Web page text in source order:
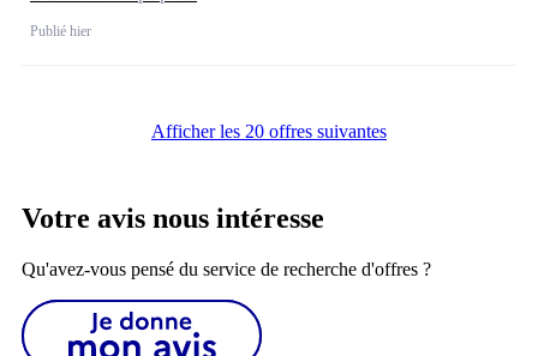
Publié hier
Afficher les 20 offres suivantes
Votre avis nous intéresse
Qu'avez-vous pensé du service de recherche d'offres ?